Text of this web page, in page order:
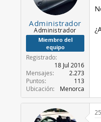
Administrador
Administrador
Miembro del
equipo
Registrado
18 Jul 2016
Mensajes
2.273
Puntos
113
Ubicación
Menorca